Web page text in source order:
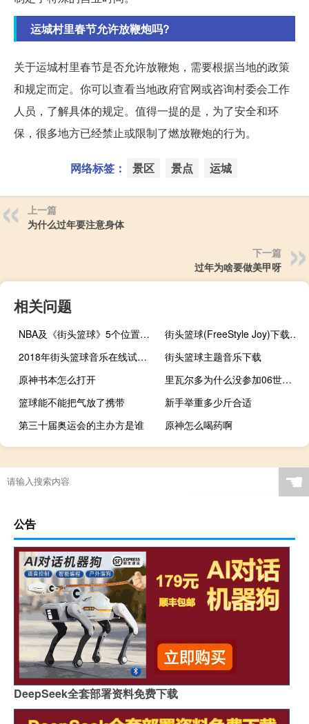
运城村里春节允许放鞭炮吗?
关于运城村里春节是否允许放鞭炮，需要根据当地的政策
和规定而定。你可以查看当地政府官网或咨询村委会工作
人员，了解具体的规定。值得一提的是，为了安全和环
保，很多地方已经禁止或限制了燃放鞭炮的行为。
网络标签： 景区 景点 运城
上一篇
为什么过年要注意身体
下一篇
过年为啥要做美甲呀
相关问题
NBA及《街头篮球》5个位置的详细介绍
街头篮球(FreeStyle Joy)下载(电脑、安卓和IOS所有版本)
2018年街头篮球音乐在线试听及下载
街头篮球主题音乐下载
原神书本怎么打开
里瓦尔多为什么没参加06世界杯
篮球能不能把气放了携带
新手举重多少斤合适
第三十届奥运会的主办方是谁
原神怎么喝药啊
方舟生存进化刷新生物时间
莫愁铃之恩攻略
足球门票怎么买
☚
公告
DeepSeek全套部署资料免费下载